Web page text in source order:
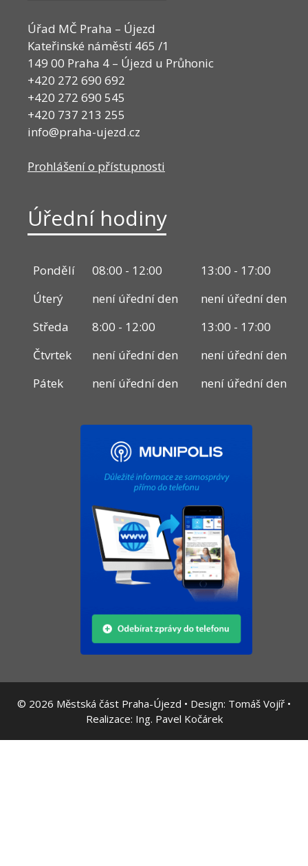
Úřad MČ Praha – Újezd
Kateřinské náměstí 465 /1
149 00 Praha 4 – Újezd u Průhonic
+420 272 690 692
+420 272 690 545
+420 737 213 255
info@praha-ujezd.cz
Prohlášení o přístupnosti
Úřední hodiny
Pondělí 08:00 - 12:00
13:00 - 17:00
Úterý
není úřední den
není úřední den
Středa
8:00 - 12:00
13:00 - 17:00
Čtvrtek
není úřední den
není úřední den
Pátek
není úřední den není úřední den
© 2026 Městská část Praha-Újezd • Design: Tomáš Vojíř •
Realizace: Ing. Pavel Kočárek